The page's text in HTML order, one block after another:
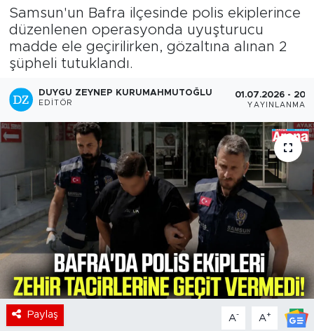
Samsun'un Bafra ilçesinde polis ekiplerince
düzenlenen operasyonda uyuşturucu
madde ele geçirilirken, gözaltına alınan 2
şüpheli tutuklandı.
DUYGU ZEYNEP KURUMAHMUTOĞLU
EDITÖR
01.07.2026 -
YAYINLANMA
Paylaş A- A+